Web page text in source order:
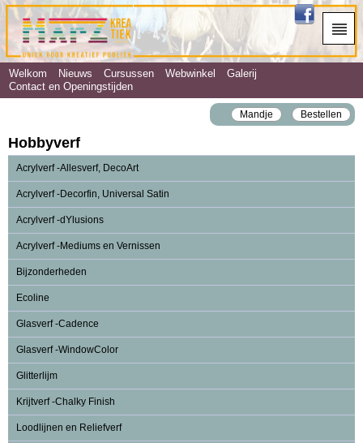
Welkom Nieuws Cursussen Webwinkel
Galerij
Contact en Openingstijden
Mandje Bestellen
Hobbyverf
Acrylverf -Allesverf, DecoArt
Acrylverf -Decorfin, Universal Satin
Acrylverf -dYlusions
Acrylverf -Mediums en Vernissen
Bijzonderheden
Ecoline
Glasverf -Cadence
Glasverf -WindowColor
Glitterlijm
Krijtverf -Chalky Finish
Loodlijnen en Reliefverf